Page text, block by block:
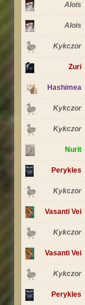
Alois
Alois
Kykczor
Zuri
Hashimea
Kykczor
Kykczor
Nurit
Perykles
Kykczor
Vasanti Vei
Kykczor
Vasanti Vei
Kykczor
Perykles